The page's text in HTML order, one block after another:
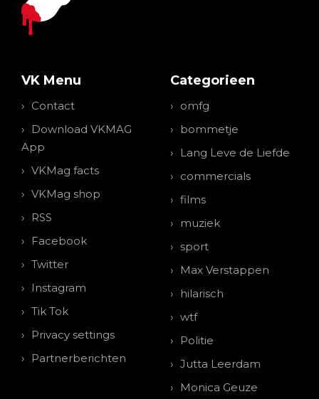
VK Menu
Contact
Download VKMAG
App
VKMag facts
VKMag shop
RSS
Facebook
Twitter
Instagram
Tik Tok
Privacy settings
Partnerberichten
Categorieen
omfg
bommetje
Lang Leve de Liefde
commercials
films
muziek
sport
Max Verstappen
hilarisch
wtf
Politie
Jutta Leerdam
Monica Geuze